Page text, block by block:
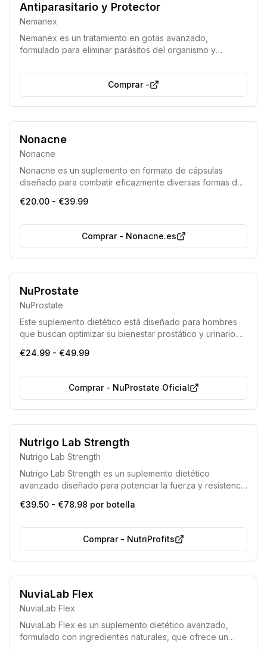
Antiparasitario y Protector
Nemanex
Nemanex es un tratamiento en gotas avanzado,
formulado para eliminar parásitos del organismo y
reinfecciones. Este remedio natural trabaja para purificar
el cuerpo, restaurar las funciones vitales y mejorar el
bienestar general de manera rápida y sostenida.
Comprar-
Nonacne
Nonacne
Nonacne es un suplemento en formato de cápsulas
diseñado para combatir eficazmente diversas formas de
cutáneas.
€20.00 - €39.99
Comprar- Nonacne.es
Compuesto con ingredientes validados clínicamente
Formulación libre de organismos genéticamente modificados
NuProstate
NuProstate
Este suplemento dietético está diseñado para hombres
que buscan optimizar su bienestar prostático y urinario.
en la vejiga o la frecuencia urinaria elevada, que pueden
a tomar medidas proactivas para la salud masculina.
€24.99 - €49.99
Comprar- NuProstate Oficial
Opción más popular
Nutrigo Lab Strength
Nutrigo Lab Strength
Nutrigo Lab Strength es un suplemento dietético
avanzado diseñado para potenciar la fuerza y resistencia
efectivos. Actúa fortaleciendo la musculatura para
€39.50 - €78.98 por botella
Comprar- NutriProfits
NuviaLab Flex
NuviaLab Flex
NuviaLab Flex es un suplemento dietético avanzado,
formulado con ingredientes naturales, que ofrece un